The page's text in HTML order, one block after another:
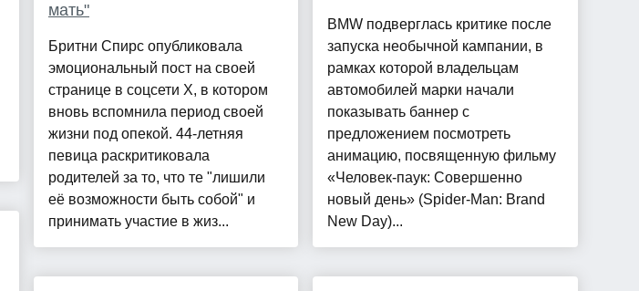
мать"
Бритни Спирс опубликовала
эмоциональный пост на своей
странице в соцсети X, в котором
вновь вспомнила период своей
жизни под опекой. 44-летняя
певица раскритиковала
родителей за то, что те "лишили
её возможности быть собой" и
принимать участие в жиз...
BMW подверглась критике после
запуска необычной кампании, в
рамках которой владельцам
автомобилей марки начали
показывать баннер с
предложением посмотреть
анимацию, посвященную фильму
«Человек-паук: Совершенно
новый день» (Spider-Man: Brand
New Day)...